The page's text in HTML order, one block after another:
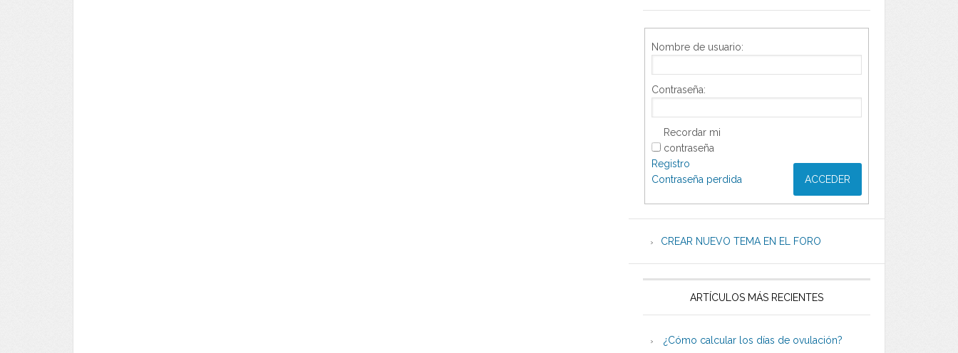
Nombre de usuario:
Contraseña:
Recordar mi
contraseña
ACCEDER
Registro
Contraseña perdida
CREAR NUEVO TEMA EN EL FORO
ARTÍCULOS MÁS RECIENTES
¿Cómo calcular los días de ovulación?